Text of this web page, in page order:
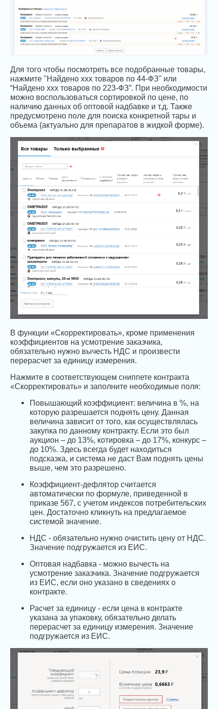
Для того чтобы посмотреть все подобранные товары,
нажмите "Найдено ххх товаров по 44-ФЗ" или
“Найдено xxx товаров по 223-ФЗ”. При необходимости
можно воспользоваться сортировкой по цене, по
наличию данных об оптовой надбавке и т.д. Также
предусмотрено поле для поиска конкретной тары и
объема (актуально для препаратов в жидкой форме).
В функции «Скорректировать», кроме применения
коэффициентов на усмотрение заказчика,
обязательно нужно вычесть НДС и произвести
перерасчет за единицу измерения.
Нажмите в соответствующем сниппете контракта
«Скорректировать» и заполните необходимые поля:
Повышающий коэффициент: величина в %, на
которую разрешается поднять цену. Данная
величина зависит от того, как осуществлялась
закупка по данному контракту. Если это был
аукцион – до 13%, котировка – до 17%, конкурс –
до 10%. Здесь всегда будет находиться
подсказка, и система не даст Вам поднять цены
выше, чем это разрешено.
Коэффициент-дефлятор считается
автоматически по формуле, приведенной в
приказе 567, с учетом индексов потребительских
цен. Достаточно кликнуть на предлагаемое
системой значение.
НДС - обязательно нужно очистить цену от НДС.
Значение подгружается из ЕИС.
Оптовая надбавка - можно вычесть на
усмотрение заказчика. Значение подгружается
из ЕИС, если оно указано в сведениях о
контракте.
Расчет за единицу - если цена в контракте
указана за упаковку, обязательно делать
перерасчет за единицу измерения. Значение
подгружается из ЕИС.